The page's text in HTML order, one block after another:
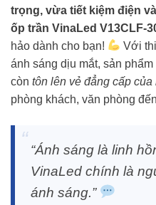
trọng, vừa tiết kiệm điện
ốp trần VinaLed V13CLF-
hảo dành cho bạn!
Với
ánh sáng dịu mắt, sản
còn tôn lên vẻ đẳng cấp
phòng khách, văn phòng
“Ánh sáng là linh
VinaLed chính là
ánh sáng.”